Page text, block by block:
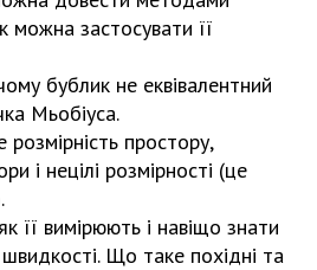
можна застосувати її
бублик не еквівалентний
Мьобіуса.
простору,
і нецілі розмірності (це
її вимірюють і навіщо знати
Що таке похідні та